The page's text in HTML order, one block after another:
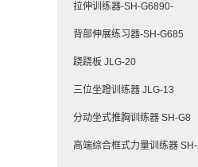
拉伸训练器-SH-G6890-
背部伸展练习器-SH-G685
跷跷板 JLG-20
三位坐蹬训练器 JLG-13
分动坐式推胸训练器 SH-G8
高端综合框式力量训练器 SH-